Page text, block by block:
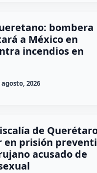
bombera
a México en
incendios en
agosto, 2026
de
en prisión
acusado de